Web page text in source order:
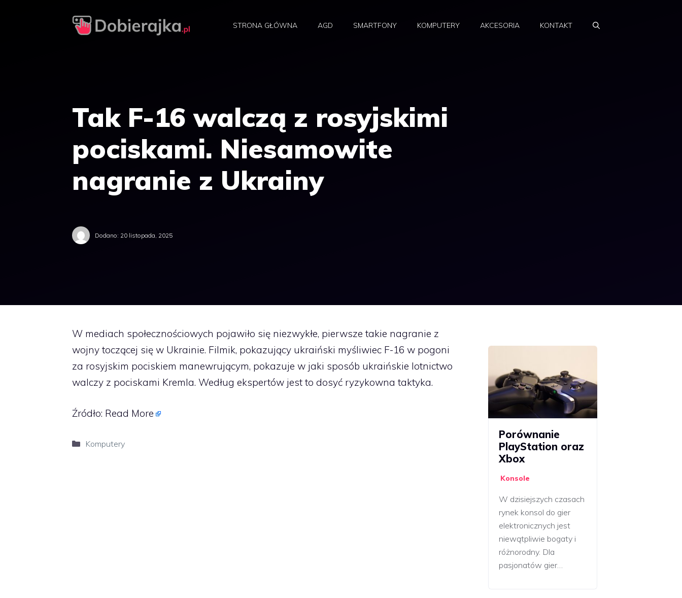
STRONA GŁÓWNA AGD SMARTFONY KOMPUTERY AKCESORIA KONTAKT
Tak F-16 walczą z rosyjskimi
pociskami. Niesamowite
nagranie z Ukrainy
Dodano: 20 listopada, 2025
W mediach społecznościowych pojawiło się niezwykłe, pierwsze takie nagranie z
wojny toczącej się w Ukrainie. Filmik, pokazujący ukraiński myśliwiec F-16 w pogoni
za rosyjskim pociskiem manewrującym, pokazuje w jaki sposób ukraińskie lotnictwo
walczy z pociskami Kremla. Według ekspertów jest to dosyć ryzykowna taktyka.
Źródło: Read More
Kategorie
Komputery
Porównanie
PlayStation oraz
Xbox
Konsole
W dzisiejszych czasach
rynek konsol do gier
elektronicznych jest
niewątpliwie bogaty i
różnorodny. Dla
pasjonatów gier…